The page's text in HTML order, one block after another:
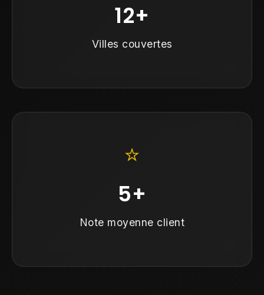
12+
Villes couvertes
⭐
5+
Note moyenne client